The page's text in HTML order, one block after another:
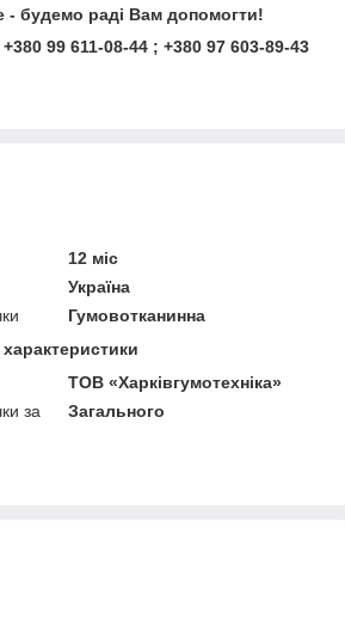
- будемо раді Вам допомогти!
99 611-08-44 ; +380 97 603-89-43
12 міс
Україна
Гумовотканинна
ТОВ «Харківгумотехніка»
за
Загального